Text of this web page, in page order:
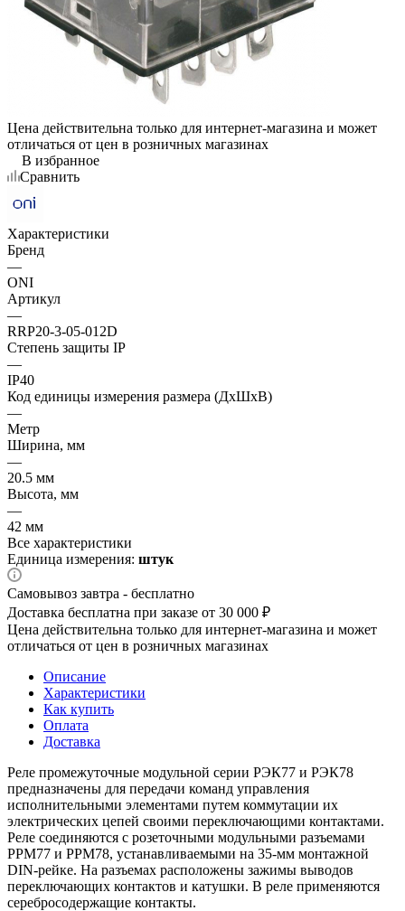
Цена действительна только для интернет-магазина и может
отличаться от цен в розничных магазинах
В избранное
Сравнить
Характеристики
Бренд
—
ONI
Артикул
—
RRP20-3-05-012D
Степень защиты IP
—
IP40
Код единицы измерения размера (ДхШхВ)
—
Метр
Ширина, мм
—
20.5 мм
Высота, мм
—
42 мм
Все характеристики
Единица измерения: штук
Самовывоз завтра - бесплатно
Доставка бесплатна при заказе от 30 000 ₽
Цена действительна только для интернет-магазина и может
отличаться от цен в розничных магазинах
Описание
Характеристики
Как купить
Оплата
Доставка
Реле промежуточные модульной серии РЭК77 и РЭК78
предназначены для передачи команд управления
исполнительными элементами путем коммутации их
электрических цепей своими переключающими контактами.
Реле соединяются с розеточными модульными разъемами
РРМ77 и РРМ78, устанавливаемыми на 35-мм монтажной
DIN-рейке. На разъемах расположены зажимы выводов
переключающих контактов и катушки. В реле применяются
серебросодержащие контакты.